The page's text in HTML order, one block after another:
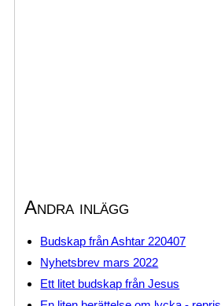
Andra inlägg
Budskap från Ashtar 220407
Nyhetsbrev mars 2022
Ett litet budskap från Jesus